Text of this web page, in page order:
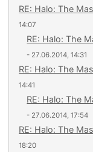
RE: Halo: The
14:07
RE: Halo: The
- 27.06.2014, 14:31
RE: Halo: The
14:41
RE: Halo: The
- 27.06.2014, 17:54
RE: Halo: The
18:20